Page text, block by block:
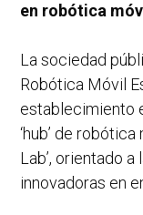
en robótica
La sociedad
Robótica Móvil
establecimiento
‘hub’ de
Lab’, orientado
innovadoras en